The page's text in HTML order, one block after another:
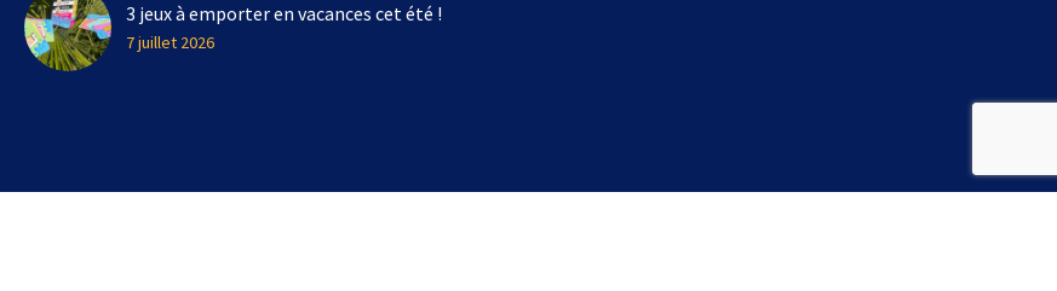
3 jeux à emporter en vacances cet été !
7 juillet 2026